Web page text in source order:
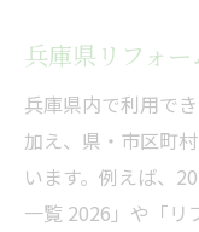
兵庫県リフォ
兵庫県内で利用で
加え、県・市区町
います。例えば、
一覧 2026」や「リ